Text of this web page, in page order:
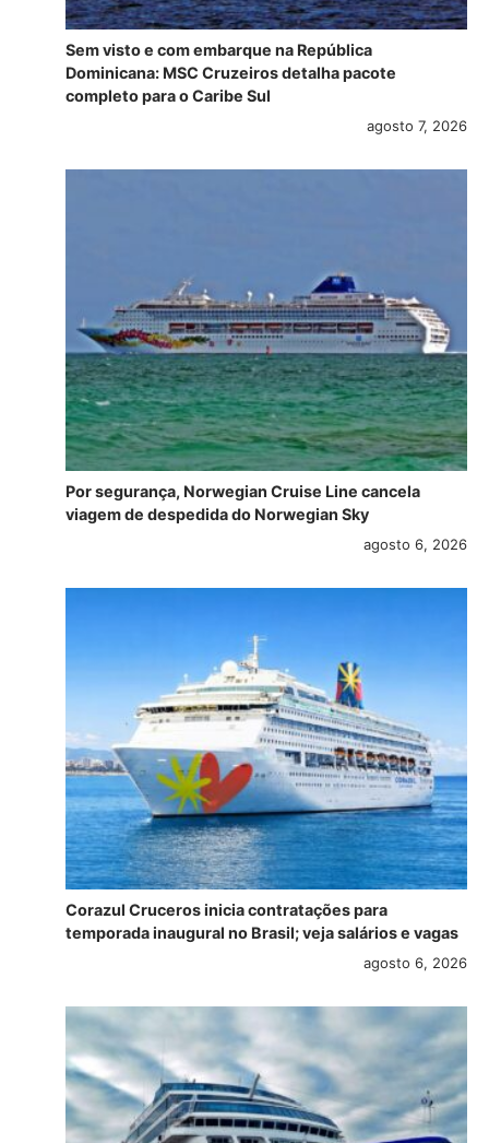
Sem visto e com embarque na República
Dominicana: MSC Cruzeiros detalha pacote
completo para o Caribe Sul
agosto 7, 2026
Por segurança, Norwegian Cruise Line cancela
viagem de despedida do Norwegian Sky
agosto 6, 2026
Corazul Cruceros inicia contratações para
temporada inaugural no Brasil; veja salários e vagas
agosto 6, 2026